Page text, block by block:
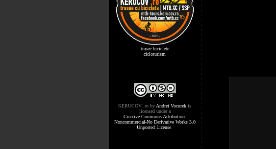
trasee biciclete
cicloturism
KERUCOV .ro by Andrei Vocurek is
licensed under a
Creative Commons Attribution-
Noncommercial-No Derivative Works 3.0
Unported License